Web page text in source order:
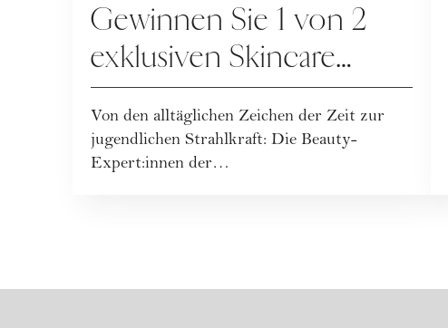
Gewinnen Sie 1 von 2
exklusiven Skincare
Packages der
BEAUTYMANUFACTU
R!
Von den alltäglichen Zeichen der Zeit zur
jugendlichen Strahlkraft: Die Beauty-
Expert:innen der